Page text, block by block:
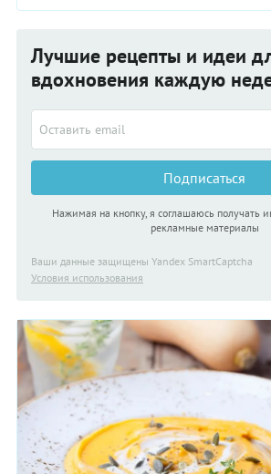
Лучшие рецепты и идеи
вдохновения каждую
Подписаться
Нажимая на кнопку, я соглашаюсь получать
рекламные материалы
Ваши данные защищены Yandex SmartCaptcha
Условия использования